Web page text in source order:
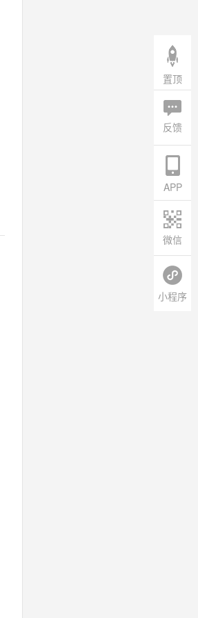
置顶
反馈
APP
微信
小程序